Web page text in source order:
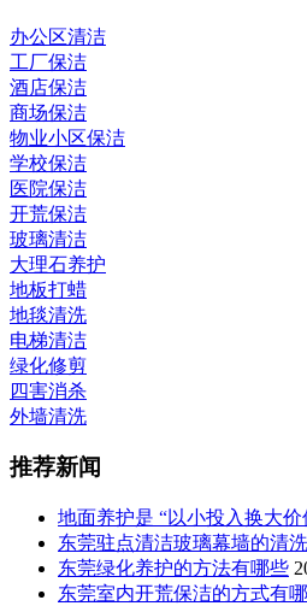
办公区清洁
工厂保洁
酒店保洁
商场保洁
物业小区保洁
学校保洁
医院保洁
开荒保洁
玻璃清洁
大理石养护
地板打蜡
地毯清洗
电梯清洁
绿化修剪
四害消杀
外墙清洗
推荐新闻
地面养护是 “以小投入换大价
东莞驻点清洁玻璃幕墙的清
东莞绿化养护的方法有哪些
东莞室内开荒保洁的方式有